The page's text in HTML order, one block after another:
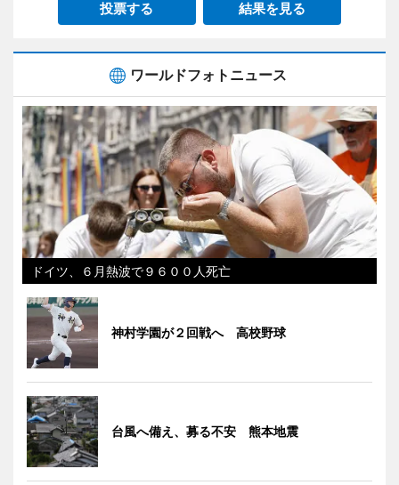
投票する 結果を見る
ワールドフォトニュース
ドイツ、６月熱波で９６００人死亡
神村学園が２回戦へ 高校野球
台風へ備え、募る不安 熊本地震